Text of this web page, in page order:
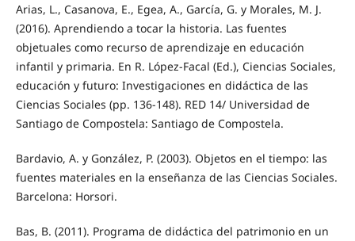
Arias, L., Casanova, E., Egea, A., García, G. y Morales, M. J.
(2016). Aprendiendo a tocar la historia. Las fuentes
objetuales como recurso de aprendizaje en educación
infantil y primaria. En R. López-Facal (Ed.), Ciencias Sociales,
educación y futuro: Investigaciones en didáctica de las
Ciencias Sociales (pp. 136-148). RED 14/ Universidad de
Santiago de Compostela: Santiago de Compostela.
Bardavio, A. y González, P. (2003). Objetos en el tiempo: las
fuentes materiales en la enseñanza de las Ciencias Sociales.
Barcelona: Horsori.
Bas, B. (2011). Programa de didáctica del patrimonio en un